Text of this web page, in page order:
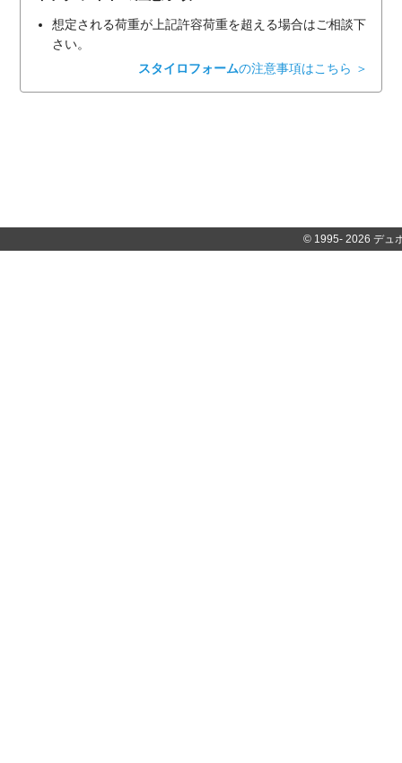
想定される荷重が上記許容荷重を超える場合はご相談下
さい。
スタイロフォームの注意事項はこちら ＞
© 1995- 2026 デュ